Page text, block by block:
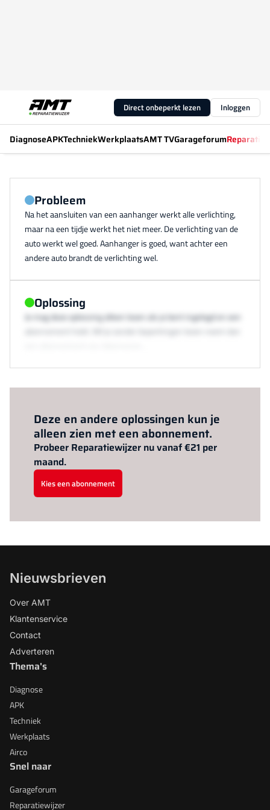
Direct onbeperkt lezen Inloggen
DiagnoseAPKTechniekWerkplaatsAMT TVGarageforum
Probleem
Na het aansluiten van een aanhanger werkt alle verlichting,
maar na een tijdje werkt het niet meer. De verlichting van de
auto werkt wel goed. Aanhanger is goed, want achter een
andere auto brandt de verlichting wel.
Oplossing
Je mag deze oplossing alleen lezen als je bent ingelogd en een
Deze en andere oplossingen kun je
alleen zien met een abonnement.
Probeer Reparatiewijzer nu vanaf €21 per
maand.
Kies een abonnement
Nieuwsbrieven
Over AMT
Klantenservice
Contact
Adverteren
Thema's
Diagnose
APK
Techniek
Werkplaats
Airco
Snel naar
Garageforum
Reparatiewijzer